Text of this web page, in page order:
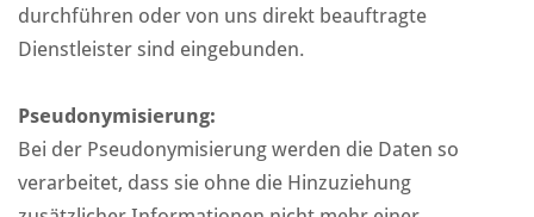
durchführen oder von uns direkt beauftragte
Dienstleister sind eingebunden.
Pseudonymisierung:
Bei der Pseudonymisierung werden die Daten so
verarbeitet, dass sie ohne die Hinzuziehung